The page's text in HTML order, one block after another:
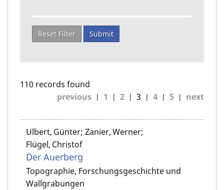
Reset Filter Submit
110 records found
previous
1 2 3 4 5 next
Ulbert, Günter; Zanier, Werner;
Flügel, Christof
Der Auerberg
Topographie, Forschungsgeschichte und
Wallgrabungen